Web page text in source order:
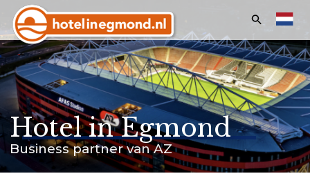
Zoeken:
Home
Hotels
Appartementen
Aanbiedingen & Evenementen
Hotel in Egmond
Business partner van AZ